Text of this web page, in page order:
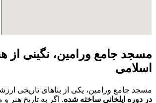
مسجد جامع ورامین، نگینی از
اسلامی
مسجد جامع ورامین، یکی از بناهای تاریخی
در دوره ایلخانی ساخته شده. اگر به تاریخ هنر